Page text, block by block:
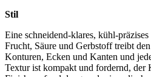
Stil
Eine schneidend-klares, kühl-
Frucht, Säure und Gerbstoff treibt
Konturen, Ecken und Kanten und
Textur ist kompakt und fordernd, der